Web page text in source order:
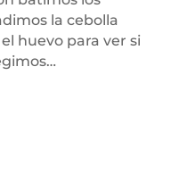
la cebolla
huevo para ver si